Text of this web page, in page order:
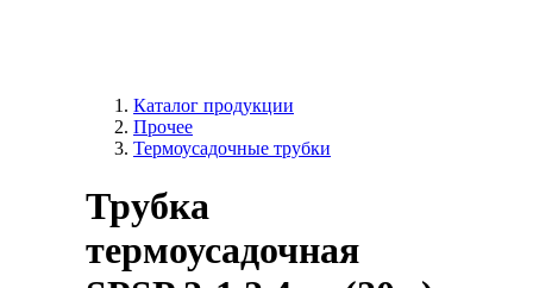
Каталог продукции
Прочее
Термоусадочные трубки
Трубка
термоусадочная